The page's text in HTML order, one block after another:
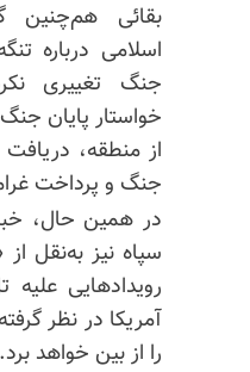
بقائی
اسلامی درباره
جنگ تغییری
خواستار پایان
از منطقه،
جنگ و پرداخت
در همین حال،
سپاه نیز به‌نقل
رویدادهایی
آمریکا در نظر
را از بین خواهد برد.